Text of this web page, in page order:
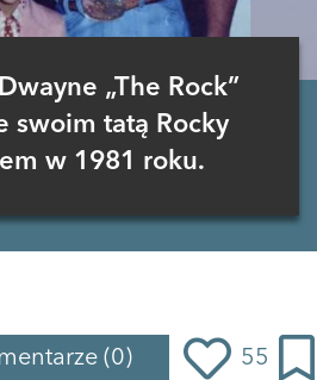
„The Rock”
swoim tatą Rocky
w 1981 roku.
(0) 55